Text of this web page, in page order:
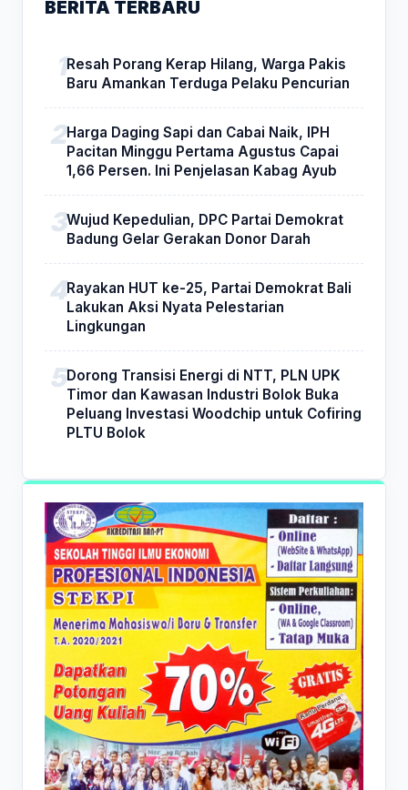
BERITA TERBARU
Resah Porang Kerap Hilang, Warga Pakis
Baru Amankan Terduga Pelaku Pencurian
Harga Daging Sapi dan Cabai Naik, IPH
Pacitan Minggu Pertama Agustus Capai
1,66 Persen. Ini Penjelasan Kabag Ayub
Wujud Kepedulian, DPC Partai Demokrat
Badung Gelar Gerakan Donor Darah
Rayakan HUT ke-25, Partai Demokrat Bali
Lakukan Aksi Nyata Pelestarian
Lingkungan
Dorong Transisi Energi di NTT, PLN UPK
Timor dan Kawasan Industri Bolok Buka
Peluang Investasi Woodchip untuk Cofiring
PLTU Bolok